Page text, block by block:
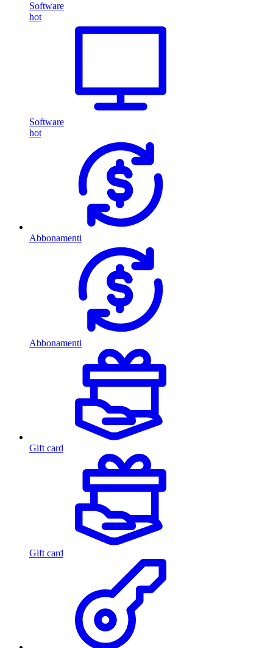
Software
hot
Software
hot
Abbonamenti
Abbonamenti
Gift card
Gift card